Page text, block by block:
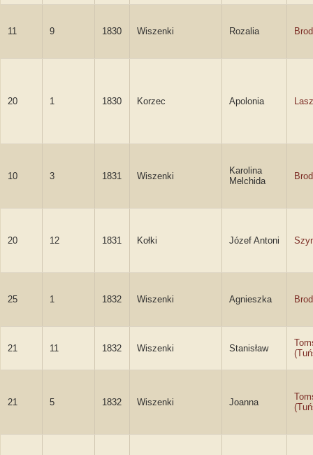
11 9 1830 Wiszenki Rozalia
20 1 1830 Korzec Apolonia
10 3 1831 Wiszenki
Karolina
Melchida
20 12 1831 Kołki Józef Antoni
25 1 1832 Wiszenki Agnieszka
21 11 1832 Wiszenki Stanisław
21 5 1832 Wiszenki Joanna